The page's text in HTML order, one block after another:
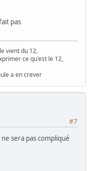
pas
vient du 12,
ce qu'est le 12,
a en crever
#7
sera pas compliqué